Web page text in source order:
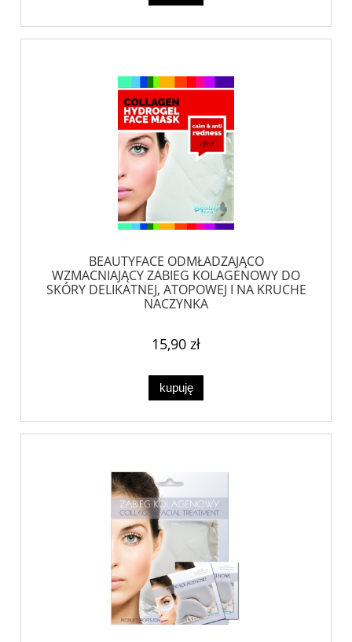
BEAUTYFACE ODMŁADZAJĄCO
WZMACNIAJĄCY ZABIEG KOLAGENOWY DO
SKÓRY DELIKATNEJ, ATOPOWEJ I NA KRUCHE
NACZYNKA
15,90 zł
kupuję